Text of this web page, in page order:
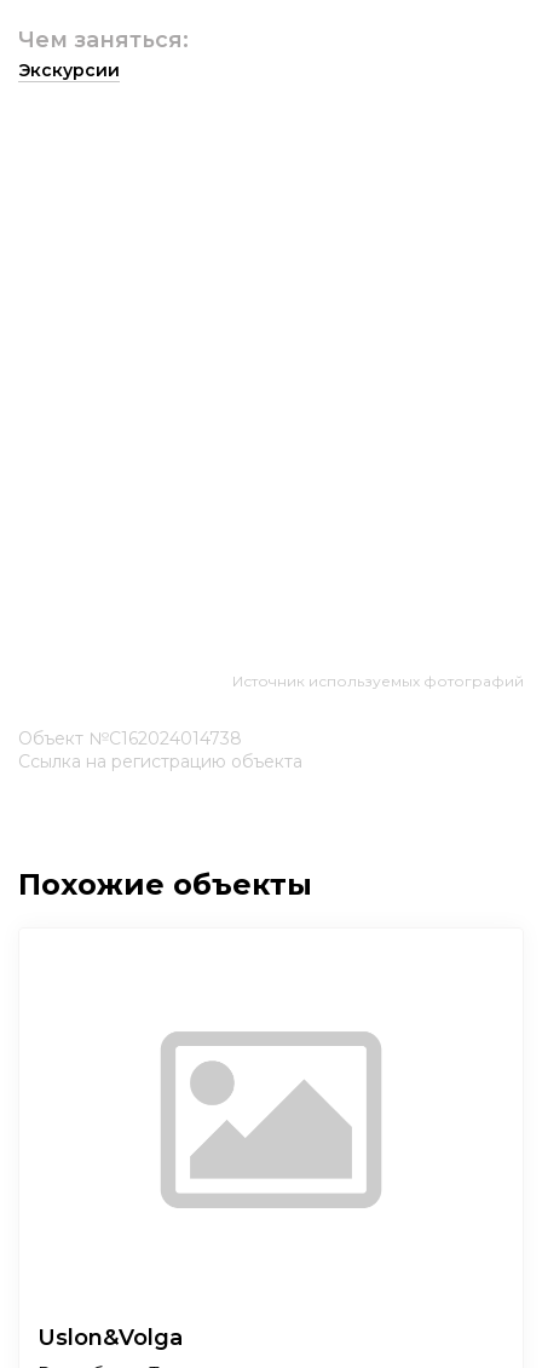
Чем заняться:
Экскурсии
Источник используемых фотографий
Объект №С162024014738
Ссылка на регистрацию объекта
Похожие объекты
Uslon&Volga